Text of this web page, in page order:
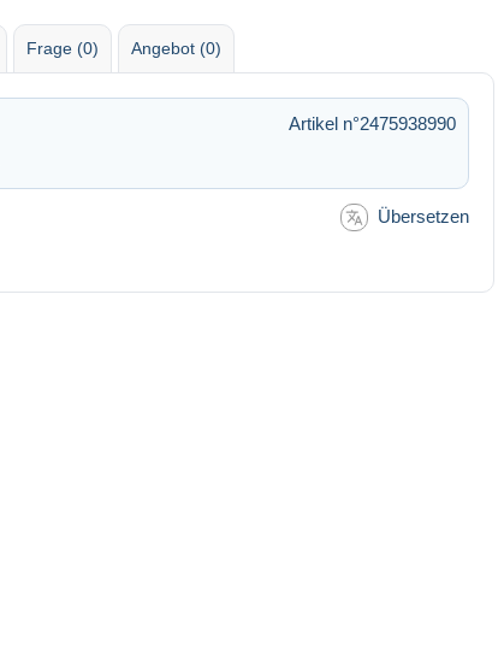
Frage (0) Angebot (0)
Artikel n°2475938990
Übersetzen